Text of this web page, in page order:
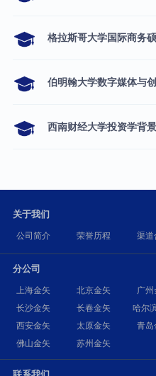
格拉斯哥大学国际商务
伯明翰大学数字媒体与
西南财经大学投资学背
关于我们
公司简介 荣誉历程 渠道
分公司
上海金矢 北京金矢 广州
长沙金矢
长春金矢 哈尔
西安金矢
太原金矢 青岛
佛山金矢
苏州金矢